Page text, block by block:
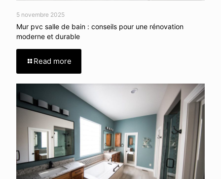
5 novembre 2025
Mur pvc salle de bain : conseils pour une rénovation
moderne et durable
Read more